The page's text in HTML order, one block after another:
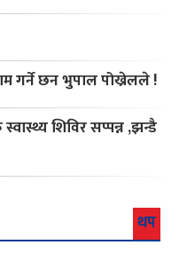
गर्ने छन भुपाल पोख्रेलले !
शिविर सप्पन्न ,झन्डै
थप